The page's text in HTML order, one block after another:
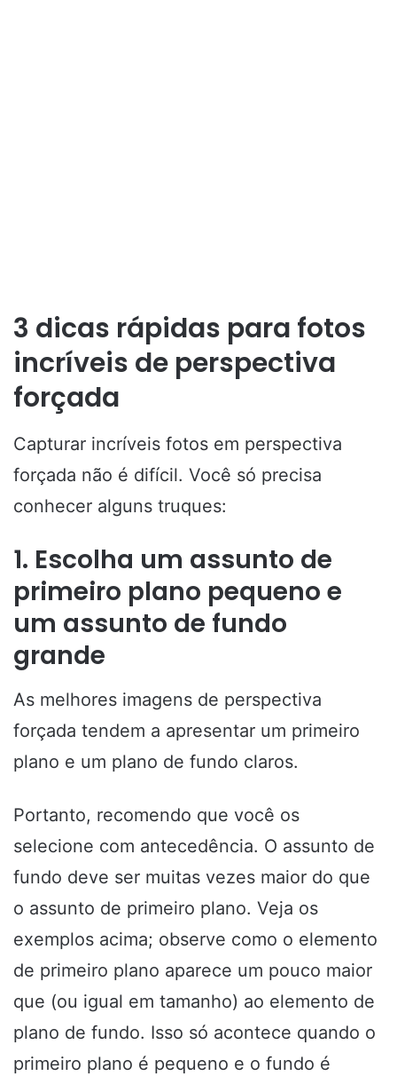
3 dicas rápidas para fotos
incríveis de perspectiva
forçada
Capturar incríveis fotos em perspectiva
forçada não é difícil. Você só precisa
conhecer alguns truques:
1. Escolha um assunto de
primeiro plano pequeno e
um assunto de fundo
grande
As melhores imagens de perspectiva
forçada tendem a apresentar um primeiro
plano e um plano de fundo claros.
Portanto, recomendo que você os
selecione com antecedência. O assunto de
fundo deve ser muitas vezes maior do que
o assunto de primeiro plano. Veja os
exemplos acima; observe como o elemento
de primeiro plano aparece um pouco maior
que (ou igual em tamanho) ao elemento de
plano de fundo. Isso só acontece quando o
primeiro plano é pequeno e o fundo é